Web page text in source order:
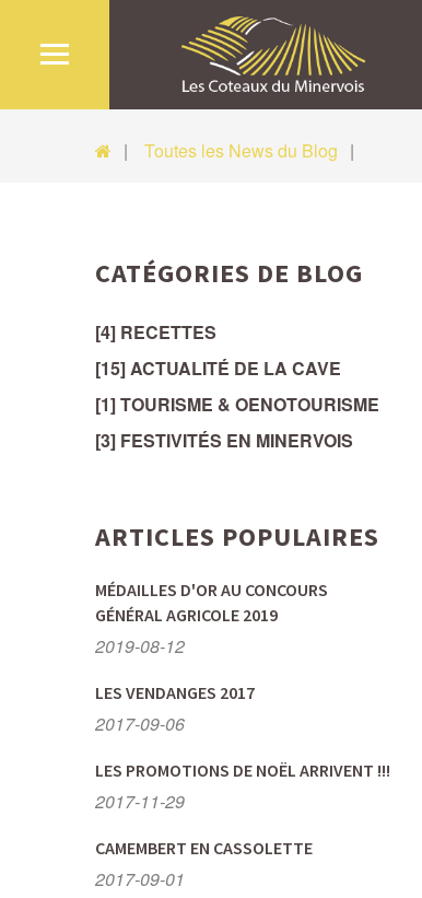
Toutes les News du Blog
CATÉGORIES DE BLOG
[4] RECETTES
[15] ACTUALITÉ DE LA CAVE
[1] TOURISME & OENOTOURISME
[3] FESTIVITÉS EN MINERVOIS
ARTICLES POPULAIRES
MÉDAILLES D'OR AU CONCOURS
GÉNÉRAL AGRICOLE 2019
2019-08-12
LES VENDANGES 2017
2017-09-06
LES PROMOTIONS DE NOËL ARRIVENT !!!
2017-11-29
CAMEMBERT EN CASSOLETTE
2017-09-01